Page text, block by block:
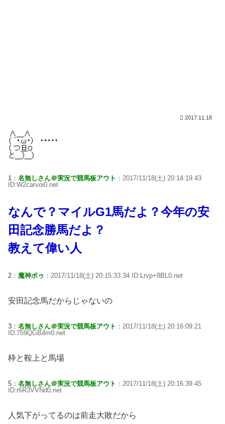
2017.11.18
1： 名無しさん＠実況で競馬板アウト ：2017/11/18(土) 20:14:19.43
ID:W2carvoi0.net
なんで？マイルG1馬だよ？今年の安
田記念勝馬だよ？
教えて偉い人
2： 魔神ボゥ ：2017/11/18(土) 20:15:33.34 ID:Lrvp+8BL0.net
安田記念馬だからじゃないの
3： 名無しさん＠実況で競馬板アウト ：2017/11/18(土) 20:16:09.21
ID:759QGB4m0.net
枠と鞍上と馬場
5： 名無しさん＠実況で競馬板アウト ：2017/11/18(土) 20:16:39.45
ID:r6R3VVNd0.net
人気下がってるのは前走大敗だから